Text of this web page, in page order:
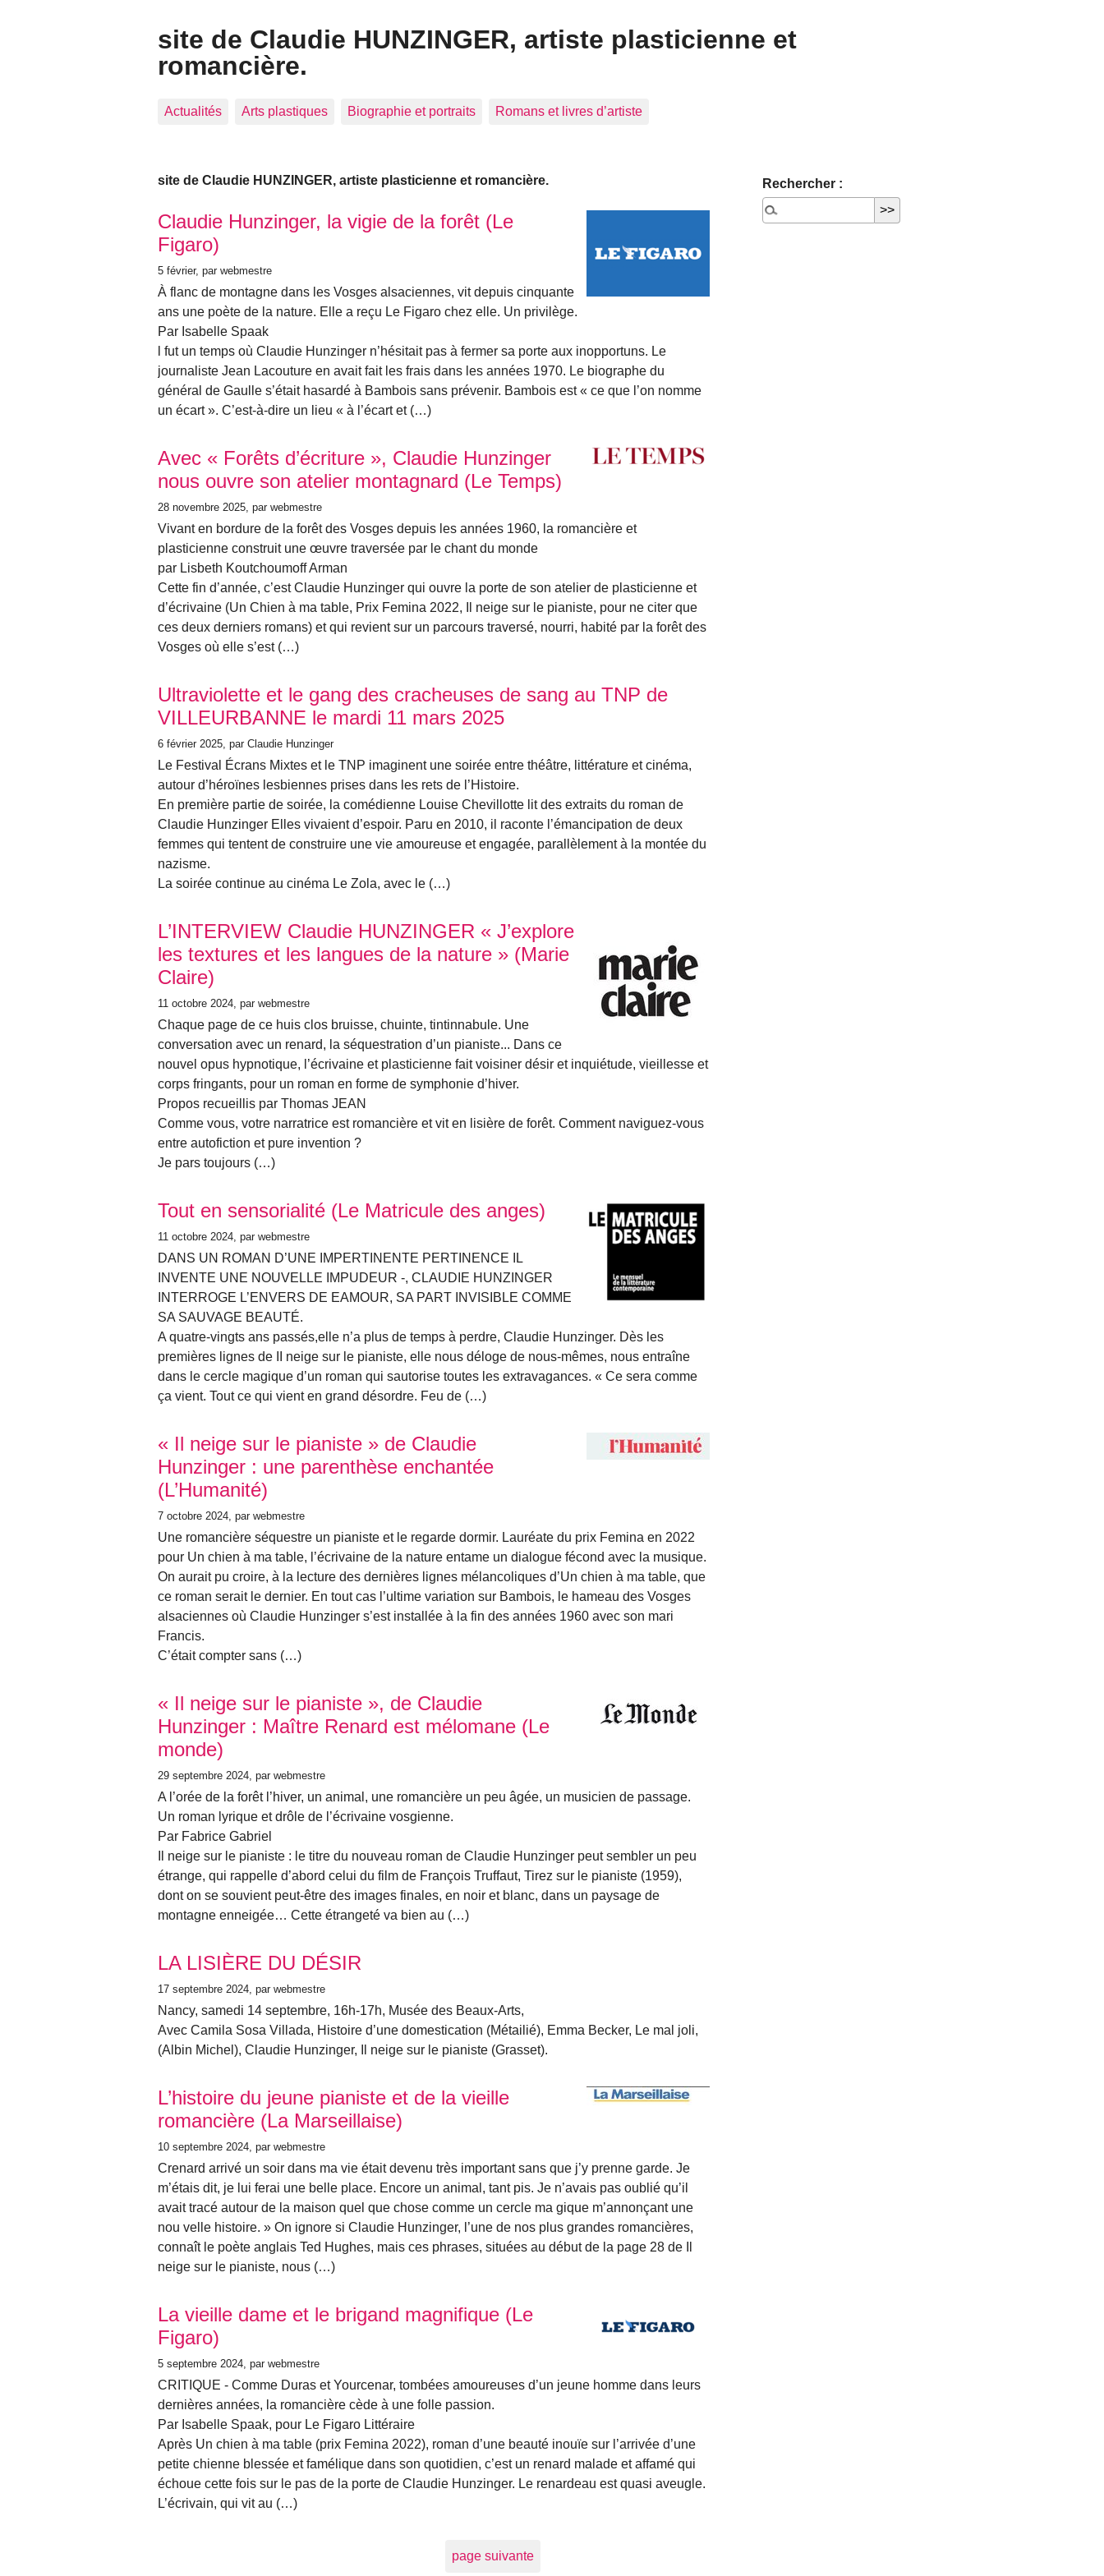
site de Claudie HUNZINGER, artiste plasticienne et
romancière.
Actualités Arts plastiques Biographie et portraits Romans et livres d’artiste
site de Claudie HUNZINGER, artiste plasticienne et romancière.
Articles les plus récents
Claudie Hunzinger, la vigie de la forêt (Le
Figaro)
5 février, par webmestre
À flanc de montagne dans les Vosges alsaciennes, vit depuis cinquante
ans une poète de la nature. Elle a reçu Le Figaro chez elle. Un privilège.
Par Isabelle Spaak
l fut un temps où Claudie Hunzinger n’hésitait pas à fermer sa porte aux inopportuns. Le
journaliste Jean Lacouture en avait fait les frais dans les années 1970. Le biographe du
général de Gaulle s’était hasardé à Bambois sans prévenir. Bambois est « ce que l’on nomme
un écart ». C’est-à-dire un lieu « à l’écart et (…)
Avec « Forêts d’écriture », Claudie Hunzinger
nous ouvre son atelier montagnard (Le Temps)
28 novembre 2025 , par webmestre
Vivant en bordure de la forêt des Vosges depuis les années 1960, la romancière et
plasticienne construit une œuvre traversée par le chant du monde
par Lisbeth Koutchoumoff Arman
Cette fin d’année, c’est Claudie Hunzinger qui ouvre la porte de son atelier de plasticienne et
d’écrivaine (Un Chien à ma table, Prix Femina 2022, Il neige sur le pianiste, pour ne citer que
ces deux derniers romans) et qui revient sur un parcours traversé, nourri, habité par la forêt des
Vosges où elle s’est (…)
Ultraviolette et le gang des cracheuses de sang au TNP de
VILLEURBANNE le mardi 11 mars 2025
6 février 2025 , par Claudie Hunzinger
Le Festival Écrans Mixtes et le TNP imaginent une soirée entre théâtre, littérature et cinéma,
autour d’héroïnes lesbiennes prises dans les rets de l’Histoire.
En première partie de soirée, la comédienne Louise Chevillotte lit des extraits du roman de
Claudie Hunzinger Elles vivaient d’espoir. Paru en 2010, il raconte l’émancipation de deux
femmes qui tentent de construire une vie amoureuse et engagée, parallèlement à la montée du
nazisme.
La soirée continue au cinéma Le Zola, avec le (…)
L’INTERVIEW Claudie HUNZINGER « J’explore
les textures et les langues de la nature » (Marie
Claire)
11 octobre 2024 , par webmestre
Chaque page de ce huis clos bruisse, chuinte, tintinnabule. Une
conversation avec un renard, la séquestration d’un pianiste... Dans ce
nouvel opus hypnotique, l’écrivaine et plasticienne fait voisiner désir et inquiétude, vieillesse et
corps fringants, pour un roman en forme de symphonie d’hiver.
Propos recueillis par Thomas JEAN
Comme vous, votre narratrice est romancière et vit en lisière de forêt. Comment naviguez-vous
entre autofiction et pure invention ?
Je pars toujours (…)
Tout en sensorialité (Le Matricule des anges)
11 octobre 2024 , par webmestre
DANS UN ROMAN D’UNE IMPERTINENTE PERTINENCE IL
INVENTE UNE NOUVELLE IMPUDEUR -, CLAUDIE HUNZINGER
INTERROGE L’ENVERS DE EAMOUR, SA PART INVISIBLE COMME
SA SAUVAGE BEAUTÉ.
A quatre-vingts ans passés,elle n’a plus de temps à perdre, Claudie Hunzinger. Dès les
premières lignes de II neige sur le pianiste, elle nous déloge de nous-mêmes, nous entraîne
dans le cercle magique d’un roman qui sautorise toutes les extravagances. « Ce sera comme
ça vient. Tout ce qui vient en grand désordre. Feu de (…)
« Il neige sur le pianiste » de Claudie
Hunzinger : une parenthèse enchantée
(L’Humanité)
7 octobre 2024 , par webmestre
Une romancière séquestre un pianiste et le regarde dormir. Lauréate du prix Femina en 2022
pour Un chien à ma table, l’écrivaine de la nature entame un dialogue fécond avec la musique.
On aurait pu croire, à la lecture des dernières lignes mélancoliques d’Un chien à ma table, que
ce roman serait le dernier. En tout cas l’ultime variation sur Bambois, le hameau des Vosges
alsaciennes où Claudie Hunzinger s’est installée à la fin des années 1960 avec son mari
Francis.
C’était compter sans (…)
« Il neige sur le pianiste », de Claudie
Hunzinger : Maître Renard est mélomane (Le
monde)
29 septembre 2024 , par webmestre
A l’orée de la forêt l’hiver, un animal, une romancière un peu âgée, un musicien de passage.
Un roman lyrique et drôle de l’écrivaine vosgienne.
Par Fabrice Gabriel
Il neige sur le pianiste : le titre du nouveau roman de Claudie Hunzinger peut sembler un peu
étrange, qui rappelle d’abord celui du film de François Truffaut, Tirez sur le pianiste (1959),
dont on se souvient peut-être des images finales, en noir et blanc, dans un paysage de
montagne enneigée… Cette étrangeté va bien au (…)
LA LISIÈRE DU DÉSIR
17 septembre 2024 , par webmestre
Nancy, samedi 14 septembre, 16h-17h, Musée des Beaux-Arts,
Avec Camila Sosa Villada, Histoire d’une domestication (Métailié), Emma Becker, Le mal joli,
(Albin Michel), Claudie Hunzinger, Il neige sur le pianiste (Grasset).
L’histoire du jeune pianiste et de la vieille
romancière (La Marseillaise)
10 septembre 2024 , par webmestre
Crenard arrivé un soir dans ma vie était devenu très important sans que j’y prenne garde. Je
m’étais dit, je lui ferai une belle place. Encore un animal, tant pis. Je n’avais pas oublié qu’il
avait tracé autour de la maison quel que chose comme un cercle ma gique m’annonçant une
nou velle histoire. » On ignore si Claudie Hunzinger, l’une de nos plus grandes romancières,
connaît le poète anglais Ted Hughes, mais ces phrases, situées au début de la page 28 de Il
neige sur le pianiste, nous (…)
La vieille dame et le brigand magnifique (Le
Figaro)
5 septembre 2024 , par webmestre
CRITIQUE - Comme Duras et Yourcenar, tombées amoureuses d’un jeune homme dans leurs
dernières années, la romancière cède à une folle passion.
Par Isabelle Spaak, pour Le Figaro Littéraire
Après Un chien à ma table (prix Femina 2022), roman d’une beauté inouïe sur l’arrivée d’une
petite chienne blessée et famélique dans son quotidien, c’est un renard malade et affamé qui
échoue cette fois sur le pas de la porte de Claudie Hunzinger. Le renardeau est quasi aveugle.
L’écrivain, qui vit au (…)
page suivante
Rechercher :